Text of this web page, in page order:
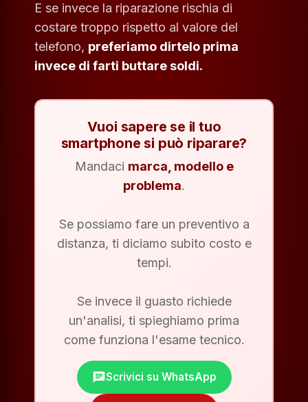
E se invece la riparazione rischia di
costare troppo rispetto al valore del
telefono, preferiamo dirtelo prima
invece di farti buttare soldi.
Vuoi sapere se il tuo
smartphone si può riparare?
Mandaci marca, modello e
problema.
Se possiamo fare un preventivo a
distanza, ti diciamo subito costo e
tempi.
Se invece il guasto richiede
un'analisi, ti spieghiamo prima
come funziona l'esame tecnico.
chatScrivici su WhatsApp